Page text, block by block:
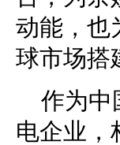
动能，也
球市场搭
作为中
电企业，